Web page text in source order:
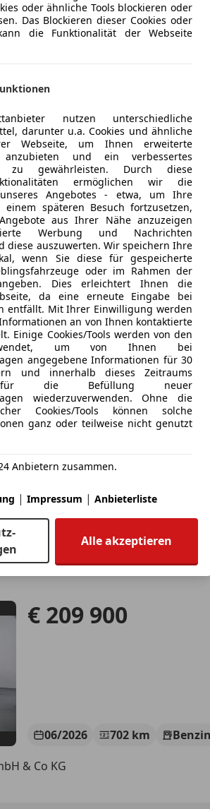
€ 47 950
04/2002 146 800 km
Gebrauchten an!!!
€ 799 980
€ 209 900
06/2026 702 km Benzin
& Co KG
oder ähnliche Tools blockieren oder
Das Blockieren dieser Cookies oder
die Funktionalität der Webseite
nutzen unterschiedliche
darunter u.a. Cookies und ähnliche
Webseite, um Ihnen erweiterte
anzubieten und ein verbessertes
zu gewährleisten. Durch diese
ermöglichen wir die
unseres Angebotes - etwa, um Ihre
einem späteren Besuch fortzusetzen,
aus Ihrer Nähe anzuzeigen
Werbung und Nachrichten
diese auszuwerten. Wir speichern Ihre
wenn Sie diese für gespeicherte
oder im Rahmen der
Dies erleichtert Ihnen die
da eine erneute Eingabe bei
entfällt. Mit Ihrer Einwilligung werden
an von Ihnen kontaktierte
Einige Cookies/Tools werden von den
um von Ihnen bei
angegebene Informationen für 30
und innerhalb dieses Zeitraums
für die Befüllung neuer
wiederzuverwenden. Ohne die
Cookies/Tools können solche
ganz oder teilweise nicht genutzt
Anbietern zusammen.
| Impressum | Anbieterliste
Alle akzeptieren